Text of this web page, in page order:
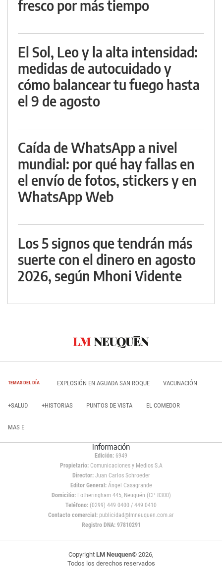
fresco por más tiempo
El Sol, Leo y la alta intensidad:
medidas de autocuidado y
cómo balancear tu fuego hasta
el 9 de agosto
Caída de WhatsApp a nivel
mundial: por qué hay fallas en
el envío de fotos, stickers y en
WhatsApp Web
Los 5 signos que tendrán más
suerte con el dinero en agosto
2026, según Mhoni Vidente
TEMAS DEL DÍA EXPLOSIÓN EN AGUADA SAN ROQUE VACUNACIÓN
+SALUD +HISTORIAS PUNTOS DE VISTA EL COMEDOR
MAS E
Información
Edición: 6949
Propietario:Comunicaciones y Medios S.A
Director: Juan Carlos Schroeder
Editor General:Ángel Casagrande
Domicilio:Fotheringham 445, Neuquén (CP 8300)
Teléfono: (0299) 449 0400 / 449 0410
Contacto comercial: publicidad@lmneuquen.com.ar
Registro DNA: 97810291
Copyright LM Neuquen© 2026,
Todos los derechos reservados